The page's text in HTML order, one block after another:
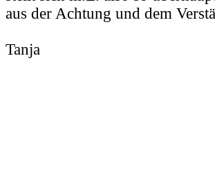
aus der Achtung und dem
Tanja